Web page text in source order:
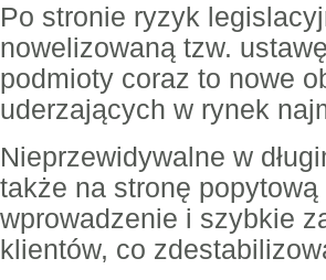
Po stronie ryzyk
nowelizowaną tzw.
podmioty coraz to nowe
uderzających w rynek
Nieprzewidywalne w
także na stronę popytową
wprowadzenie i szybkie
klientów, co